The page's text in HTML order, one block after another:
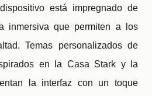
está impregnado de
inmersiva que permiten a los
Temas personalizados de
en la Casa Stark y la
la interfaz con un toque